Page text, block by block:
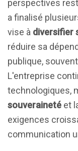
perspectives
a finalisé
vise à diversifier
réduire sa
publique,
L'entreprise
technologiques,
souveraineté et
exigences
communication